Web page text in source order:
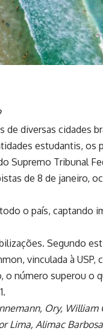
diversas cidades
estudantis, os
Supremo Tribunal
de 8 de janeiro,
o país, captando
Segundo
vinculada à USP,
o número superou o
Ory, William
Lima, Alimac